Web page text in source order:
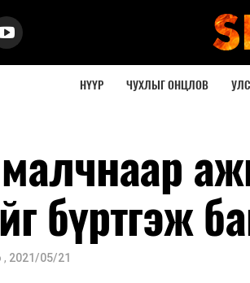
НҮҮР ЧУХЛЫГ ОНЦЛОВ
бүртгэж
, 2021/05/21